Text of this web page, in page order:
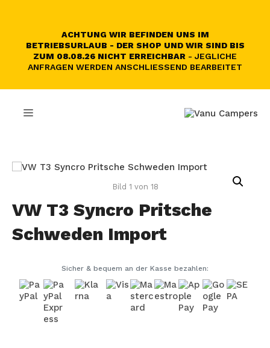
ACHTUNG WIR BEFINDEN UNS IM
BETRIEBSURLAUB - DER SHOP UND WIR SIND BIS
ZUM 08.08.26 NICHT ERREICHBAR - JEGLICHE
ANFRAGEN WERDEN ANSCHLIESSEND BEARBEITET
MENU
Bild 1 von 18
VW T3 Syncro Pritsche
Schweden Import
Sicher & bequem an der Kasse bezahlen: